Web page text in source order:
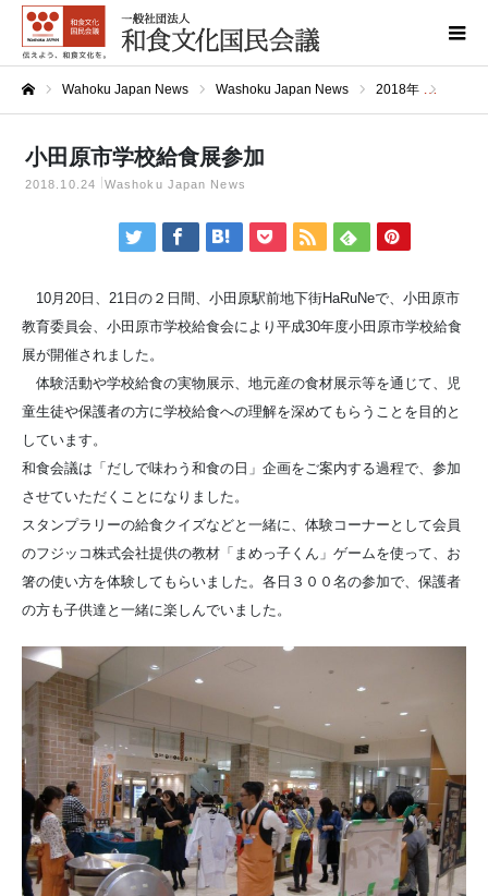
Wahoku Japan News Washoku Japan News 2018年
小田原市学校給食展参加
2018.10.24 Washoku Japan News
10月20日、21日の２日間、小田原駅前地下街HaRuNeで、小田原市
教育委員会、小田原市学校給食会により平成30年度小田原市学校給食
展が開催されました。
体験活動や学校給食の実物展示、地元産の食材展示等を通じて、児
童生徒や保護者の方に学校給食への理解を深めてもらうことを目的と
しています。
和食会議は「だしで味わう和食の日」企画をご案内する過程で、参加
させていただくことになりました。
スタンプラリーの給食クイズなどと一緒に、体験コーナーとして会員
のフジッコ株式会社提供の教材「まめっ子くん」ゲームを使って、お
箸の使い方を体験してもらいました。各日３００名の参加で、保護者
の方も子供達と一緒に楽しんでいました。